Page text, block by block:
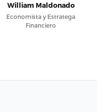
William Maldonado
Economista y Estratega
Financiero